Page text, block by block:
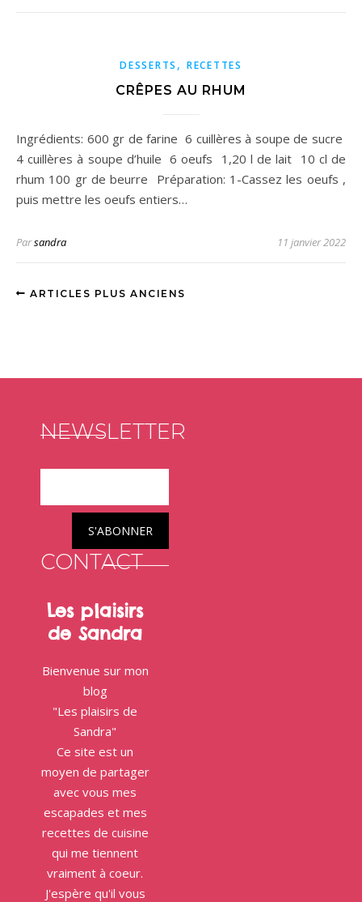
DESSERTS , RECETTES
CRÊPES AU RHUM
Ingrédients: 600 gr de farine 6 cuillères à soupe de sucre
4 cuillères à soupe d’huile 6 oeufs 1,20 l de lait 10 cl de
rhum 100 gr de beurre Préparation: 1-Cassez les oeufs ,
puis mettre les oeufs entiers…
Parsandra 11 janvier 2022
ARTICLES PLUS ANCIENS
NEWSLETTER
CONTACT
Les plaisirs
de Sandra
Bienvenue sur mon
blog
"Les plaisirs de
Sandra"
Ce site est un
moyen de partager
avec vous mes
escapades et mes
recettes de cuisine
qui me tiennent
vraiment à coeur.
J'espère qu'il vous